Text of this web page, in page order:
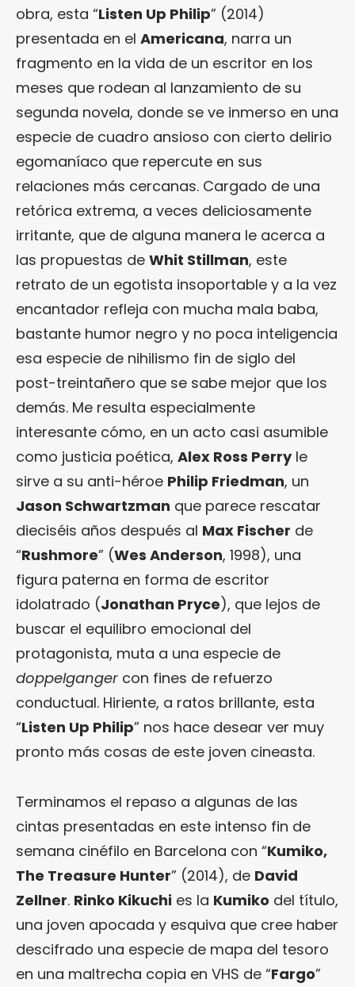
obra, esta “Listen Up Philip” (2014)
presentada en el Americana, narra un
fragmento en la vida de un escritor en los
meses que rodean al lanzamiento de su
segunda novela, donde se ve inmerso en una
especie de cuadro ansioso con cierto delirio
egomaníaco que repercute en sus
relaciones más cercanas. Cargado de una
retórica extrema, a veces deliciosamente
irritante, que de alguna manera le acerca a
las propuestas de Whit Stillman, este
retrato de un egotista insoportable y a la vez
encantador refleja con mucha mala baba,
bastante humor negro y no poca inteligencia
esa especie de nihilismo fin de siglo del
post-treintañero que se sabe mejor que los
demás. Me resulta especialmente
interesante cómo, en un acto casi asumible
como justicia poética, Alex Ross Perryle
sirve a su anti-héroe Philip Friedman, un
Jason Schwartzman que parece rescatar
dieciséis años después al Max Fischer de
“Rushmore” (Wes Anderson, 1998), una
figura paterna en forma de escritor
idolatrado (Jonathan Pryce), que lejos de
buscar el equilibro emocional del
protagonista, muta a una especie de
doppelganger con fines de refuerzo
conductual. Hiriente, a ratos brillante, esta
“Listen Up Philip” nos hace desear ver muy
pronto más cosas de este joven cineasta.
Terminamos el repaso a algunas de las
cintas presentadas en este intenso fin de
semana cinéfilo en Barcelona con “Kumiko,
The Treasure Hunter” (2014), de David
Zellner. Rinko Kikuchi es la Kumiko del título,
una joven apocada y esquiva que cree haber
descifrado una especie de mapa del tesoro
en una maltrecha copia en VHS de “Fargo”